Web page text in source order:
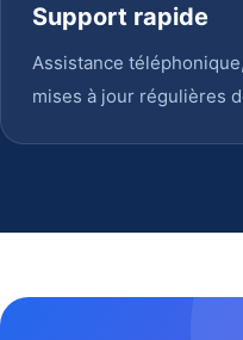
Support rapide
Assistance
mises à jour régulières